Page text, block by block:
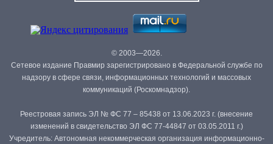
© 2003—2026.
Сетевое издание Правмир зарегистрировано в Федеральной службе по
надзору в сфере связи, информационных технологий и массовых
коммуникаций (Роскомнадзор).
Реестровая запись ЭЛ № ФС 77 – 85438 от 13.06.2023 г. (внесение
изменений в свидетельство ЭЛ ФС 77-44847 от 03.05.2011 г.)
Учредитель: Автономная некоммерческая организация информационно-